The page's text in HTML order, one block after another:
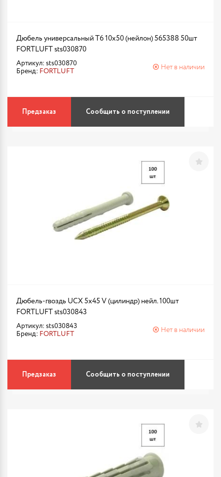
Дюбель универсальный Т6 10х50 (нейлон) 565388 50шт
FORTLUFT sts030870
Артикул: sts030870
Бренд: FORTLUFT
Нет в наличии
Предзаказ Сообщить о поступлении
Дюбель-гвоздь UCX 5х45 V (цилиндр) нейл. 100шт
FORTLUFT sts030843
Артикул: sts030843
Бренд: FORTLUFT
Нет в наличии
Предзаказ Сообщить о поступлении